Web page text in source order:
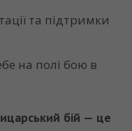
та підтримки
на полі бою в
бій — це